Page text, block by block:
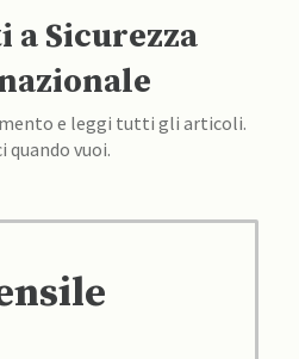
a Sicurezza
e leggi tutti gli articoli.
quando vuoi.